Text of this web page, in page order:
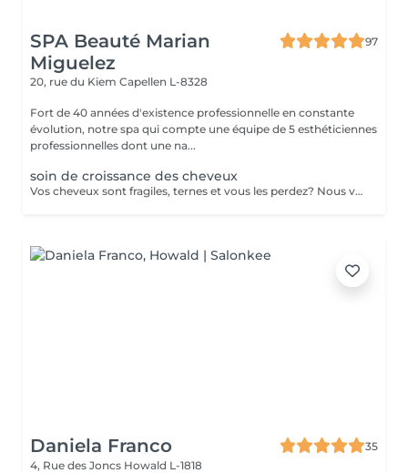
SPA Beauté Marian
Miguelez
97
20, rue du Kiem Capellen L-8328
Fort de 40 années d'existence professionnelle en constante
évolution, notre spa qui compte une équipe de 5 esthéticiennes
professionnelles dont une na...
soin de croissance des cheveux
Vos cheveux sont fragiles, ternes et vous les perdez? Nous vous proposons une cure de 2 semaines (dont 6 applications au total) dans notre institut. - Application d'un shampoing riche en Cell Supporting molecules qui fortifie la racine capillaire et active la pousse du cheveu - Pénétration des actifs grâce aux ultrasons - Application d'un conditionner pour des cheveux souples et brillants - Application d'un sérum riche en Cell Supporting molecules et en Redensyl pour une chevelure pleine de vitalité et volumineuse. Le sérum renforce le métabolisme de la racine des cheveux et en favorise la repousse.
Daniela Franco
35
4, Rue des Joncs Howald L-1818